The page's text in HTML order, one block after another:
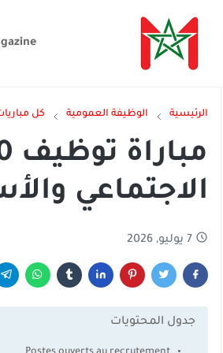
الرئيسية الوظيفة العمومية كل
الاجتماعي والأسرة
7 يوليو, 2026
جدول المحتويات